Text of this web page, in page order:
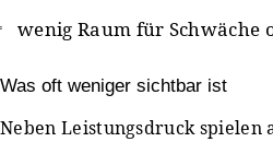
wenig Raum für Schwäche
Was oft weniger sichtbar ist
Neben Leistungsdruck spielen